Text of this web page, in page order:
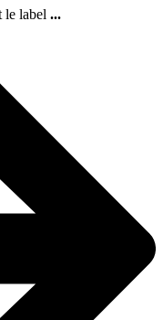
le label ...